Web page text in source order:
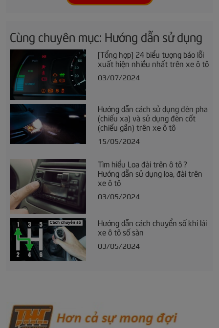
Cùng chuyên mục: Hướng dẫn sử dụng
[Tổng hợp] 24 biểu tượng báo lỗi
xuất hiện nhiều nhất trên xe ô tô
03/07/2024
Hướng dẫn cách sử dụng đèn pha
(chiếu xa) và sử dụng đèn cốt
(chiếu gần) trên xe ô tô
15/05/2024
Tìm hiểu Loa đài trên ô tô ?
Hướng dẫn sử dụng loa, đài trên
xe ô tô
03/05/2024
Hướng dẫn cách chuyển số khi lái
xe ô tô số sàn
03/05/2024